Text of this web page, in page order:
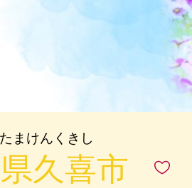
まけんくきし
久喜市